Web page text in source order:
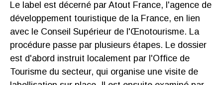
Le label est décerné par Atout France, l'agence de
développement touristique de la France, en lien
avec le Conseil Supérieur de l'Œnotourisme. La
procédure passe par plusieurs étapes. Le dossier
est d'abord instruit localement par l'Office de
Tourisme du secteur, qui organise une visite de